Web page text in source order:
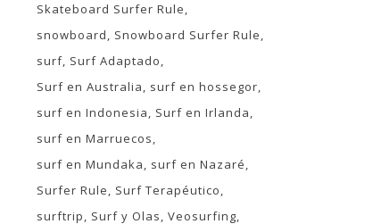
Skateboard Surfer Rule
snowboard
Snowboard Surfer Rule
surf Surf Adaptado
Surf en Australia
surf en hossegor
surf en Indonesia
Surf en Irlanda
surf en Marruecos
surf en Mundaka
surf en Nazaré
Surfer Rule
Surf Terapéutico
surftrip
Surf y Olas Veosurfing